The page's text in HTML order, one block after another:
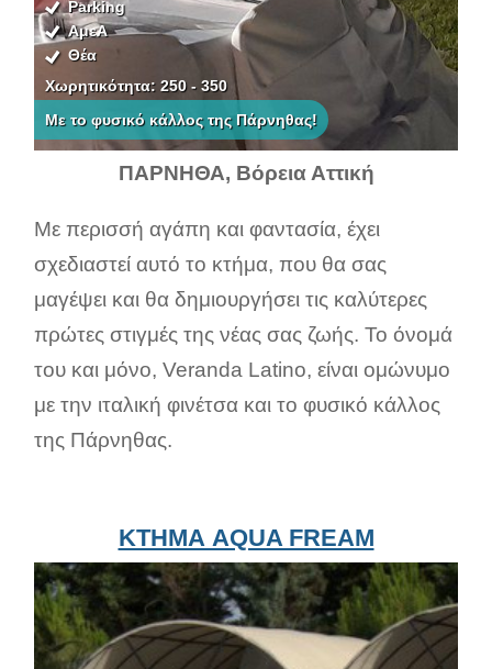
Parking
ΑμεΑ
Θέα
Χωρητικότητα: 250 - 350
Με το φυσικό κάλλος της Πάρνηθας!
ΠΑΡΝΗΘΑ, Βόρεια Αττική
Με περισσή αγάπη και φαντασία, έχει
σχεδιαστεί αυτό το κτήμα, που θα σας
μαγέψει και θα δημιουργήσει τις καλύτερες
πρώτες στιγμές της νέας σας ζωής. Το όνομά
του και μόνο, Veranda Latino, είναι ομώνυμο
με την ιταλική φινέτσα και το φυσικό κάλλος
της Πάρνηθας.
ΚΤΗΜΑ AQUA FREAM